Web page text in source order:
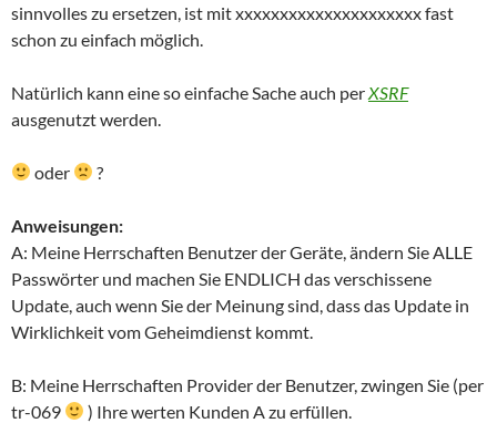
sinnvolles zu ersetzen, ist mit xxxxxxxxxxxxxxxxxxxxx fast
schon zu einfach möglich.
Natürlich kann eine so einfache Sache auch perXSRF
ausgenutzt werden.
oder ?
Anweisungen:
A: Meine Herrschaften Benutzer der Geräte, ändern Sie ALLE
Passwörter und machen Sie ENDLICH das verschissene
Update, auch wenn Sie der Meinung sind,dass das Update in
Wirklichkeit vom Geheimdienst kommt.
B: Meine Herrschaften Provider der Benutzer, zwingen Sie (per
tr-069
) Ihre werten Kunden A zu erfüllen.